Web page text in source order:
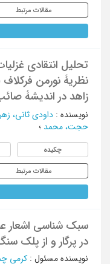
مقالات مرتبط
تحلیل انتقادی
نظریۀ نورمن فرکلاف
زاهد در اندیشۀ
نویسنده : داودی ثانی،
حجت، محمد ؛
چکیده
مقالات مرتبط
سبک شناسی اشعار
در پرگار و از پلک
نویسنده مسئول : کرمی